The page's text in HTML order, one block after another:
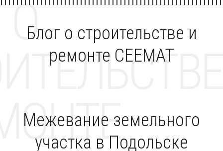
Блог о строительстве и
ремонте CEEMAT
О
Межевание земельного
участка в Подольске